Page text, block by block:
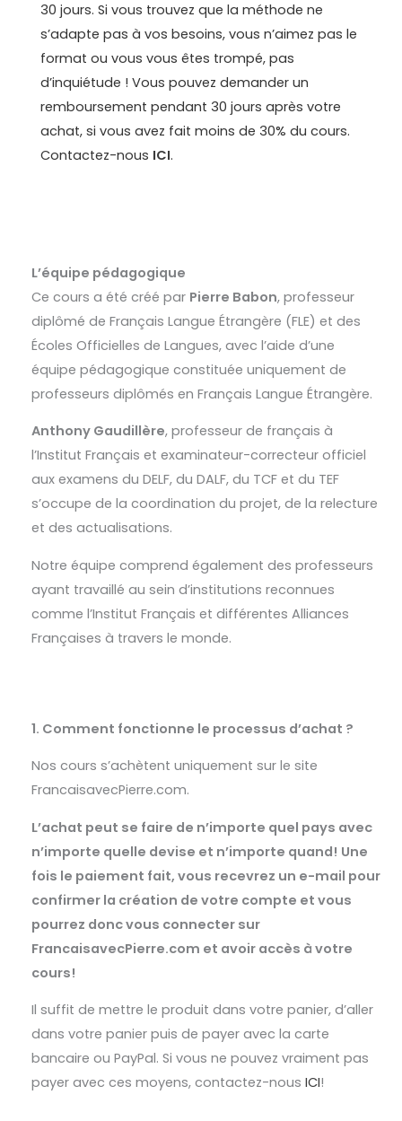
30 jours. Si vous trouvez que la méthode ne
s’adapte pas à vos besoins, vous n’aimez pas le
format ou vous vous êtes trompé, pas
d’inquiétude ! Vous pouvez demander un
remboursement pendant 30 jours après votre
achat, si vous avez fait moins de 30% du cours.
Contactez-nous ICI.
L’équipe pédagogique
Ce cours a été créé par Pierre Babon, professeur
diplômé de Français Langue Étrangère (FLE) et des
Écoles Officielles de Langues, avec l’aide d’une
équipe pédagogique constituée uniquement de
professeurs diplômés en Français Langue Étrangère.
Anthony Gaudillère, professeur de français à
l’Institut Français et examinateur-correcteur officiel
aux examens du DELF, du DALF, du TCF et du TEF
s’occupe de la coordination du projet, de la relecture
et des actualisations.
Notre équipe comprend également des professeurs
ayant travaillé au sein d’institutions reconnues
comme l’Institut Français et différentes Alliances
Françaises à travers le monde.
1. Comment fonctionne le processus d’achat ?
Nos cours s’achètent uniquement sur le site
FrancaisavecPierre.com.
L’achat peut se faire de n’importe quel pays avec
n’importe quelle devise et n’importe quand! Une
fois le paiement fait, vous recevrez un e-mail pour
confirmer la création de votre compte et vous
pourrez donc vous connecter sur
FrancaisavecPierre.com et avoir accès à votre
cours!
Il suffit de mettre le produit dans votre panier, d’aller
dans votre panier puis de payer avec la carte
bancaire ou PayPal. Si vous ne pouvez vraiment pas
payer avec ces moyens, contactez-nousICI!